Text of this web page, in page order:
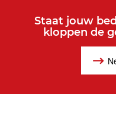
Staat jouw
kloppen de